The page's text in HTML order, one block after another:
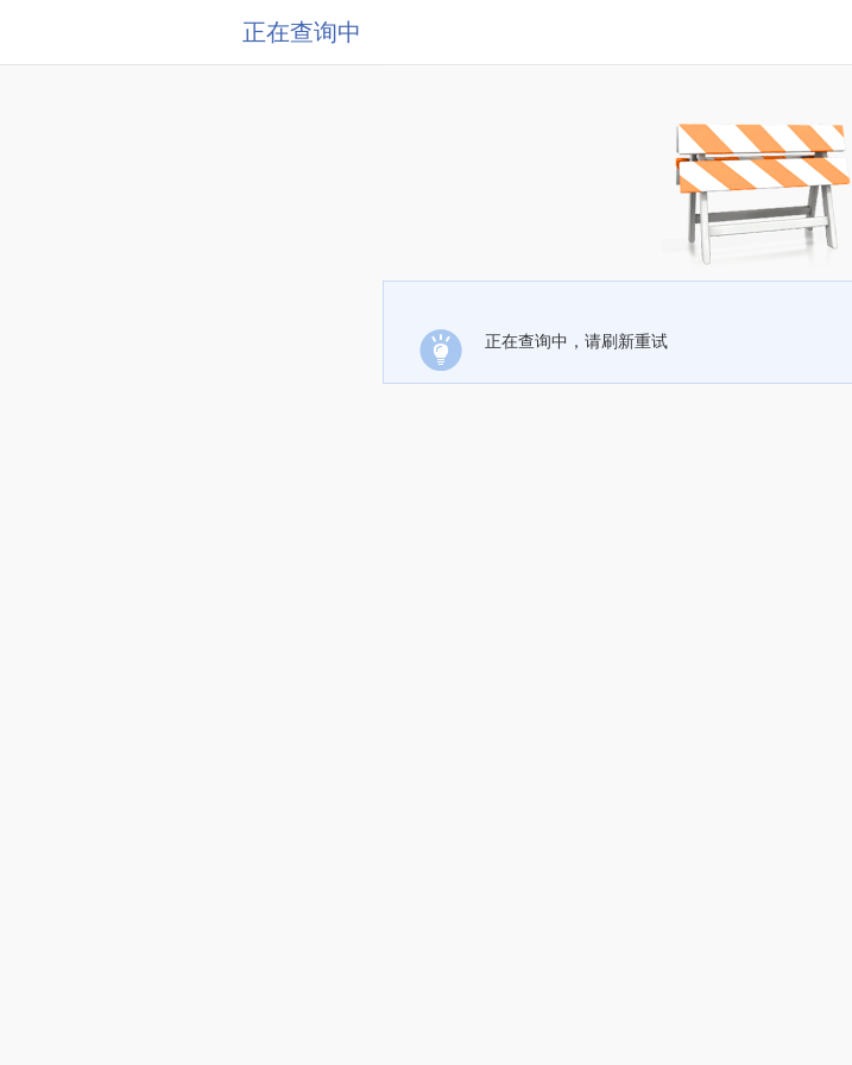
正在查询中
正在查询中，请刷新重试